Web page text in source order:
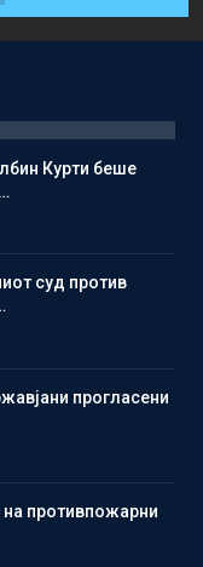
Курти беше
суд против
прогласени
противпожарни